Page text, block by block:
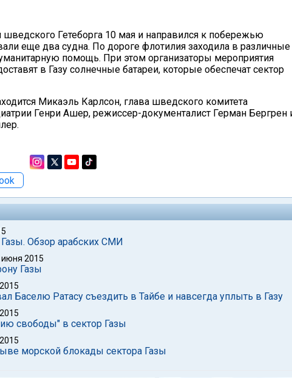
Гетеборга 10 мая и направился к побережью
еще два судна. По дороге флотилия заходила в различные
помощь. При этом организаторы мероприятия
в Газу солнечные батареи, которые обеспечат сектор
Микаэль Карлсон, глава шведского комитета
Генри Ашер, режиссер-документалист Герман Бергрен
Обзор арабских СМИ
июня 2015
Газы
Баселю Ратасу съездить в Тайбе и навсегда уплыть в Газу
свободы" в сектор Газы
морской блокады сектора Газы